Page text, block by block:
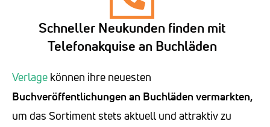
Schneller Neukunden finden mit
Telefonakquise an Buchläden
Verlage können ihre neuesten
Buchveröffentlichungen an Buchläden vermarkten,
um das Sortiment stets aktuell und attraktiv zu